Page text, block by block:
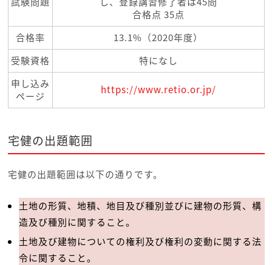
合格点 35点
合格率
13.1%（2020年度）
受験資格
特になし
申し込み
ページ
https://www.retio.or.jp/
宅健の出題範囲
宅健の出題範囲は以下の通りです。
土地の形質、地積、地目及び種別並びに建物の形質、構
造及び種別に関すること。
土地及び建物についての権利及び権利の変動に関する法
令に関すること。